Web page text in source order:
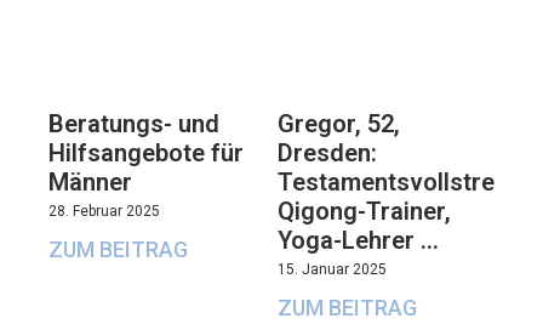
Beratungs- und
Hilfsangebote für
Männer
28. Februar 2025
ZUM BEITRAG
Gregor, 52,
Dresden:
Qigong-Trainer,
Yoga-Lehrer …
15. Januar 2025
ZUM BEITRAG